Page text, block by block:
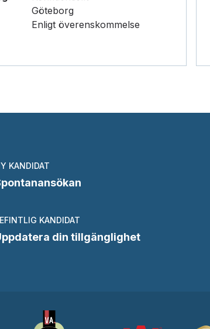
Göteborg
Enligt överenskommelse
KANDIDAT
KANDIDAT
din tillgänglighet